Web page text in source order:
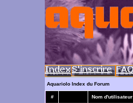
Aquariolo Index du Forum
# Nom d'utilisateur